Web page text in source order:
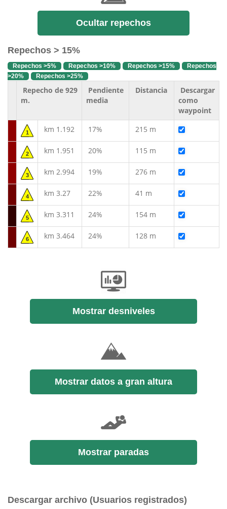
Ocultar repechos
Repechos > 15%
Repechos >5% Repechos >10% Repechos >15%
Repechos
>20%
Repechos >25%
Repecho de 929
m.
Pendiente
media
Distancia
Descargar
como
waypoint
1 km 1.192 17% 215 m
2 km 1.951 20% 115 m
3 km 2.994 19% 276 m
4 km 3.27 22% 41 m
5 km 3.311 24% 154 m
6 km 3.464 24% 128 m
Mostrar desniveles
Mostrar datos a gran altura
Mostrar paradas
Descargar archivo (Usuarios registrados)